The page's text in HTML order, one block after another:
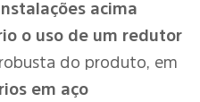
acima
o uso de um redutor
do produto, em
em aço